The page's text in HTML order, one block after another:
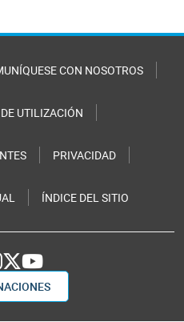
CON NOSOTROS
UTILIZACIÓN
PRIVACIDAD
ÍNDICE DEL SITIO